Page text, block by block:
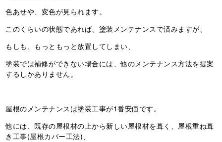
色あせや、変色が見られます。
このくらいの状態であれば、塗装メンテナンスで済みますが、
もしも、もっともっと放置してしまい、
塗装では補修ができない場合には、他のメンテナンス方法を提案
するしかありません。
屋根のメンテナンスは塗装工事が1番安価です。
他には、既存の屋根材の上から新しい屋根材を葺く、屋根重ね葺
き工事(屋根カバー工法)、